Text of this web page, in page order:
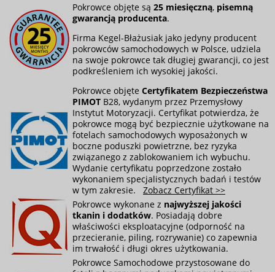
Pokrowce objęte są 25 miesięczną, pisemną
gwarancją producenta.
Firma Kegel-Błażusiak jako jedyny producent
pokrowców samochodowych w Polsce, udziela
na swoje pokrowce tak długiej gwarancji, co jest
podkreśleniem ich wysokiej jakości.
Pokrowce objęte Certyfikatem Bezpieczeństwa
PIMOT B28, wydanym przez Przemysłowy
Instytut Motoryzacji. Certyfikat potwierdza, że
pokrowce mogą być bezpiecznie użytkowane na
fotelach samochodowych wyposażonych w
boczne poduszki powietrzne, bez ryzyka
związanego z zablokowaniem ich wybuchu.
Wydanie certyfikatu poprzedzone zostało
wykonaniem specjalistycznych badań i testów
w tym zakresie. Zobacz Certyfikat >>
Pokrowce wykonane z najwyższej jakości
tkanin i dodatków. Posiadają dobre
właściwości eksploatacyjne (odporność na
przecieranie, piling, rozrywanie) co zapewnia
im trwałość i długi okres użytkowania.
Pokrowce Samochodowe przystosowane do